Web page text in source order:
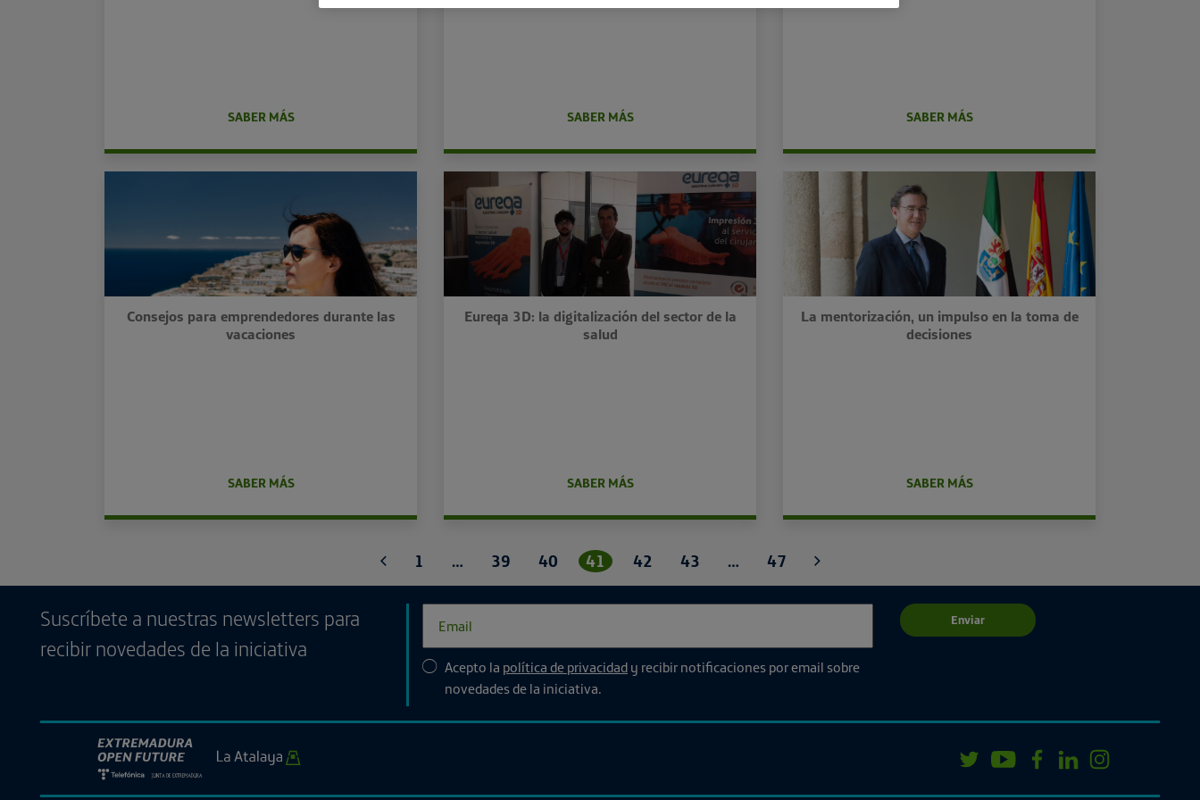
SABER MÁS SABER MÁS SABER MÁS
Consejos para emprendedores durante las
vacaciones
SABER MÁS
Eureqa 3D: la digitalización del sector de la
salud
SABER MÁS
La mentorización, un impulso en la toma de
decisiones
SABER MÁS
Anterior
1 … 39 40 41 42 43 … 47 Siguiente
Suscríbete a nuestras newsletters para
recibir novedades de la iniciativa
Acepto la política de privacidad y recibir notificaciones por email sobre
novedades de la iniciativa.
Enviar